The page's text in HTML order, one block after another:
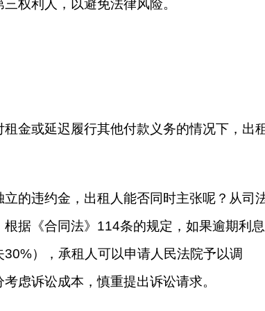
权利人，以避免法律风险。
金或延迟履行其他付款义务的情况下，出
的违约金，出租人能否同时主张呢？从司
据《合同法》114条的规定，如果逾期利息
），承租人可以申请人民法院予以调
虑诉讼成本，慎重提出诉讼请求。